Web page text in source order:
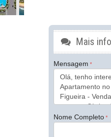
Mais
Mensagem
Nome Completo